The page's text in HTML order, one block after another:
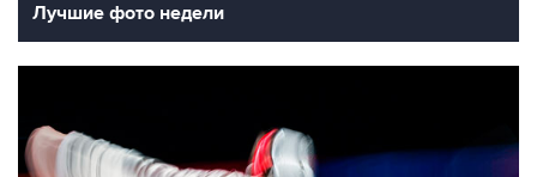
Лучшие фото недели